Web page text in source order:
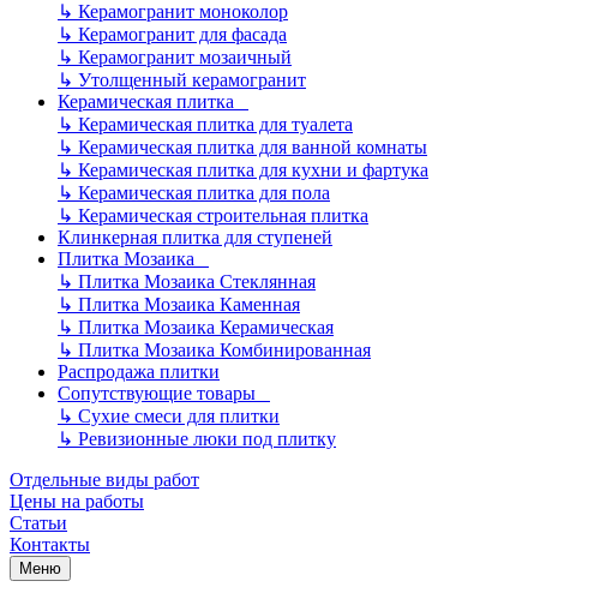
↳ Керамогранит моноколор
↳ Керамогранит для фасада
↳ Керамогранит мозаичный
↳ Утолщенный керамогранит
Керамическая плитка
↳ Керамическая плитка для туалета
↳ Керамическая плитка для ванной комнаты
↳ Керамическая плитка для кухни и фартука
↳ Керамическая плитка для пола
↳ Керамическая строительная плитка
Клинкерная плитка для ступеней
Плитка Мозаика
↳ Плитка Мозаика Стеклянная
↳ Плитка Мозаика Каменная
↳ Плитка Мозаика Керамическая
↳ Плитка Мозаика Комбинированная
Распродажа плитки
Сопутствующие товары
↳ Сухие смеси для плитки
↳ Ревизионные люки под плитку
Отдельные виды работ
Цены на работы
Статьи
Контакты
Меню